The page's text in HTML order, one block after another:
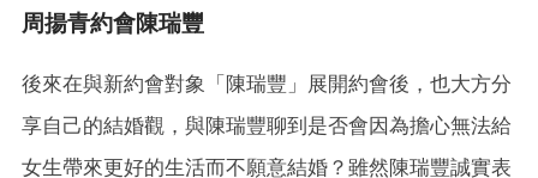
周揚青約會陳瑞豐
後來在與新約會對象「陳瑞豐」展開約會後，也大方分
享自己的結婚觀，與陳瑞豐聊到是否會因為擔心無法給
女生帶來更好的生活而不願意結婚？雖然陳瑞豐誠實表